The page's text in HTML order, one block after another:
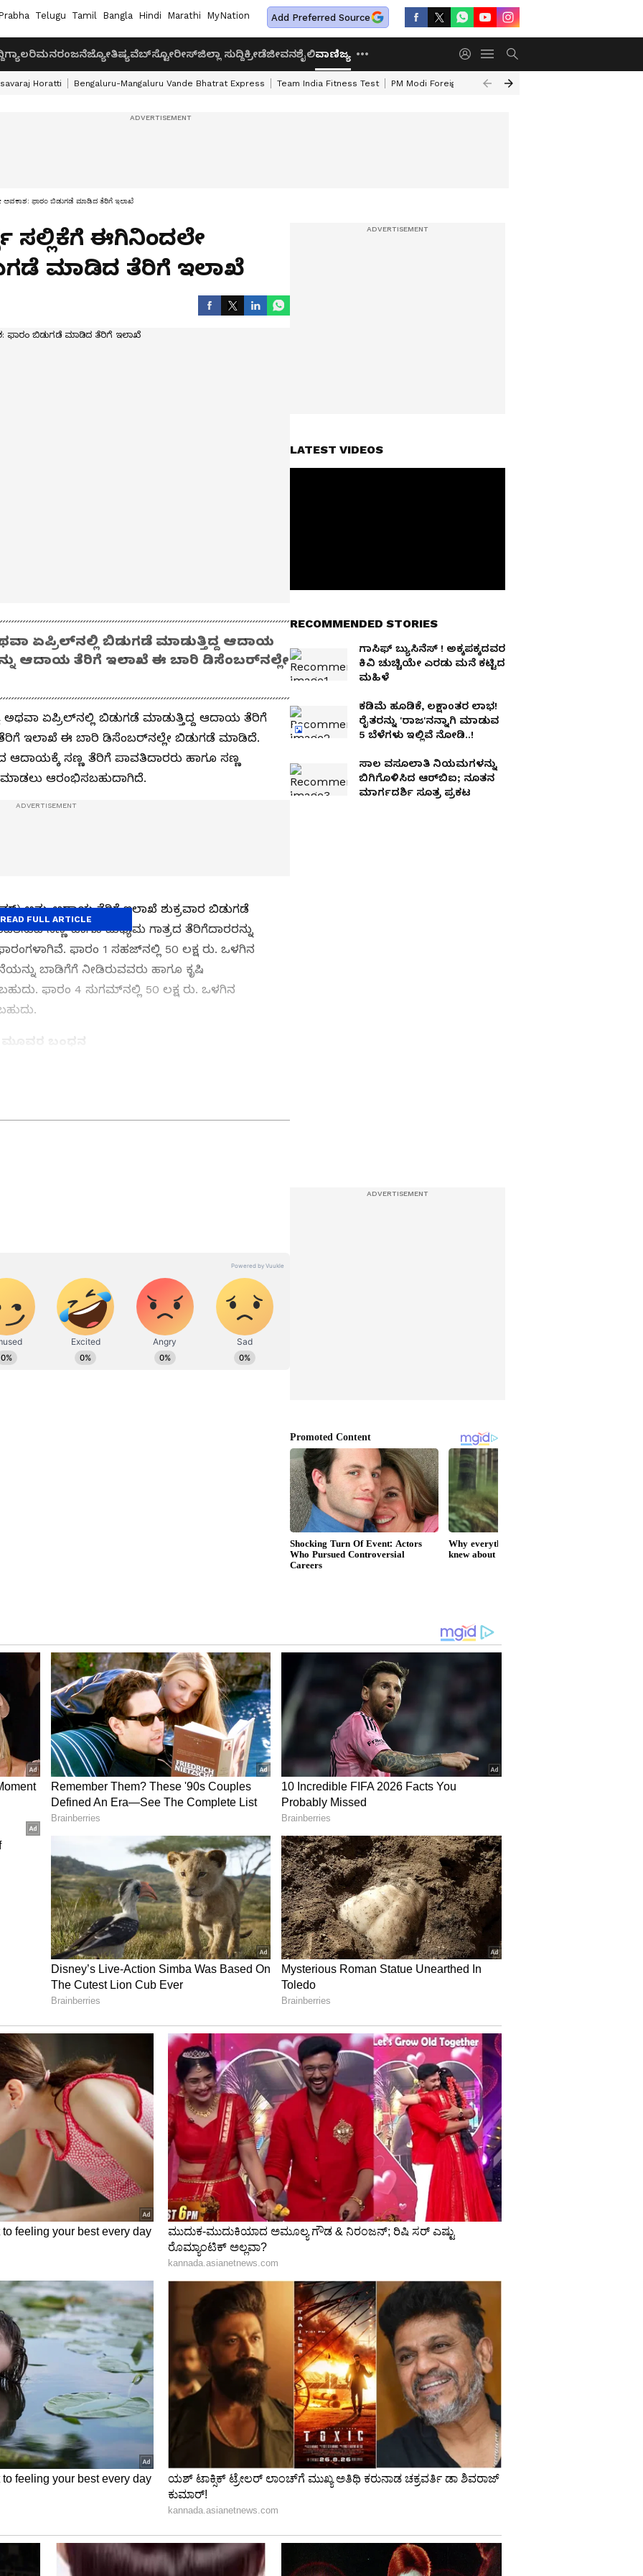
Telugu Tamil Bangla Hindi Marathi MyNation Add Preferred Source
ಗ್ಯಾಲರಿಮನರಂಜನೆಜ್ಯೋತಿಷ್ಯವೆಬ್‌ಸ್ಟೋರೀಸ್ಜಿಲ್ಲಾ ಸುದ್ದಿಕ್ರೀಡೆಜೀವನಶೈಲಿವಾಣಿಜ್ಯ
Horatti Bengaluru-Mangaluru Vande Bhatrat Express Team India Fitness Test PM Modi Foreign Travel Expenditure
ಅವಕಾಶ: ಫಾರಂ ಬಿಡುಗಡೆ ಮಾಡಿದ ತೆರಿಗೆ ಇಲಾಖೆ
ಸಲ್ಲಿಕೆಗೆ ಈಗಿನಿಂದಲೇ
ಮಾಡಿದ ತೆರಿಗೆ ಇಲಾಖೆ
ಏಪ್ರಿಲ್‌ನಲ್ಲಿ ಬಿಡುಗಡೆ ಮಾಡುತ್ತಿದ್ದ ಆದಾಯ
ಆದಾಯ ತೆರಿಗೆ ಇಲಾಖೆ ಈ ಬಾರಿ ಡಿಸೆಂಬರ್‌ನಲ್ಲೇ
ಏಪ್ರಿಲ್‌ನಲ್ಲಿ ಬಿಡುಗಡೆ ಮಾಡುತ್ತಿದ್ದ ಆದಾಯ ತೆರಿಗೆ
ಇಲಾಖೆ ಈ ಬಾರಿ ಡಿಸೆಂಬರ್‌ನಲ್ಲೇ ಬಿಡುಗಡೆ ಮಾಡಿದೆ.
ಆದಾಯಕ್ಕೆ ಸಣ್ಣ ತೆರಿಗೆ ಪಾವತಿದಾರರು ಹಾಗೂ ಸಣ್ಣ
ಆರಂಭಿಸಬಹುದಾಗಿದೆ.
ಅನ್ನು ಆದಾಯ ತೆರಿಗೆ ಇಲಾಖೆ ಶುಕ್ರವಾರ ಬಿಡುಗಡೆ
ಸಣ್ಣ ಹಾಗೂ ಮಧ್ಯಮ ಗಾತ್ರದ ತೆರಿಗೆದಾರರನ್ನು
ಫಾರಂ 1 ಸಹಜ್‌ನಲ್ಲಿ 50 ಲಕ್ಷ ರು. ಒಳಗಿನ
ಬಾಡಿಗೆಗೆ ನೀಡಿರುವವರು ಹಾಗೂ ಕೃಷಿ
ಫಾರಂ 4 ಸುಗಮ್‌ನಲ್ಲಿ 50 ಲಕ್ಷ ರು. ಒಳಗಿನ
ಬಂಧನ
ವಿರುದ್ಧ ದಾಖಲಾಗಿರುವ ಅಕ್ರಮ ಹಣ ವರ್ಗಾವಣೆ
READ FULL ARTICLE
LATEST VIDEOS
RECOMMENDED STORIES
ಗಾಸಿಫ್‌ ಬ್ಯುಸಿನೆಸ್‌ ! ಅಕ್ಕಪಕ್ಕದವರ
ಕಿವಿ ಚುಚ್ಚಿಯೇ ಎರಡು ಮನೆ ಕಟ್ಟಿದ
ಮಹಿಳೆ
ಕಡಿಮೆ ಹೂಡಿಕೆ, ಲಕ್ಷಾಂತರ ಲಾಭ!
ರೈತರನ್ನು 'ರಾಜ'ನನ್ನಾಗಿ ಮಾಡುವ
5 ಬೆಳೆಗಳು ಇಲ್ಲಿವೆ ನೋಡಿ..!
ಸಾಲ ವಸೂಲಾತಿ ನಿಯಮಗಳನ್ನು
ಬಿಗಿಗೊಳಿಸಿದ ಆರ್‌ಬಿಐ; ನೂತನ
ಮಾರ್ಗದರ್ಶಿ ಸೂತ್ರ ಪ್ರಕಟ